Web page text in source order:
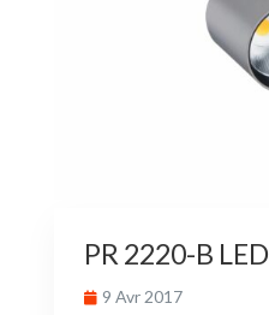
PR 2220-B LED
9 Avr 2017